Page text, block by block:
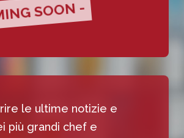
SOON -
le ultime notizie e
più grandi chef e